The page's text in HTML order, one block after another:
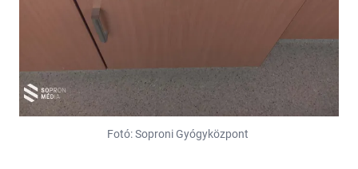
Fotó: Soproni Gyógyközpont